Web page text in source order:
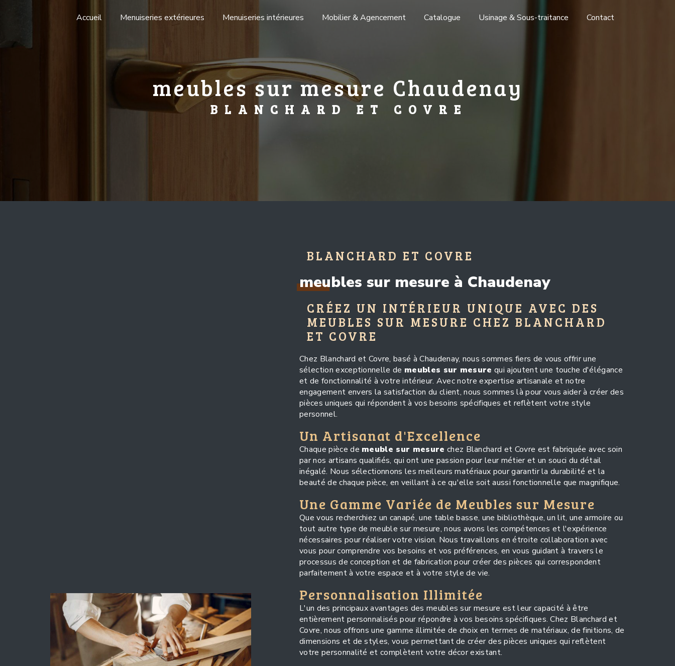
Accueil Menuiseries extérieures Menuiseries intérieures Mobilier & Agencement Catalogue Usinage & Sous-traitance Contact
meubles sur mesure Chaudenay
BLANCHARD ET COVRE
BLANCHARD ET COVRE
meubles sur mesure à Chaudenay
CRÉEZ UN INTÉRIEUR UNIQUE AVEC DES
MEUBLES SUR MESURE CHEZ BLANCHARD
ET COVRE
Chez Blanchard et Covre, basé à Chaudenay, nous sommes fiers de vous offrir une
sélection exceptionnelle de meubles sur mesure qui ajoutent une touche d'élégance
et de fonctionnalité à votre intérieur. Avec notre expertise artisanale et notre
engagement envers la satisfaction du client, nous sommes là pour vous aider à créer des
pièces uniques qui répondent à vos besoins spécifiques et reflètent votre style
personnel.
Un Artisanat d'Excellence
Chaque pièce de meuble sur mesure chez Blanchard et Covre est fabriquée avec soin
par nos artisans qualifiés, qui ont une passion pour leur métier et un souci du détail
inégalé. Nous sélectionnons les meilleurs matériaux pour garantir la durabilité et la
beauté de chaque pièce, en veillant à ce qu'elle soit aussi fonctionnelle que magnifique.
Une Gamme Variée de Meubles sur Mesure
Que vous recherchiez un canapé, une table basse, une bibliothèque, un lit, une armoire ou
tout autre type de meuble sur mesure, nous avons les compétences et l'expérience
nécessaires pour réaliser votre vision. Nous travaillons en étroite collaboration avec
vous pour comprendre vos besoins et vos préférences, en vous guidant à travers le
processus de conception et de fabrication pour créer des pièces qui correspondent
parfaitement à votre espace et à votre style de vie.
Personnalisation Illimitée
L'un des principaux avantages des meubles sur mesure est leur capacité à être
entièrement personnalisés pour répondre à vos besoins spécifiques. Chez Blanchard et
Covre, nous offrons une gamme illimitée de choix en termes de matériaux, de finitions, de
dimensions et de styles, vous permettant de créer des pièces uniques qui reflètent
votre personnalité et complètent votre décor existant.